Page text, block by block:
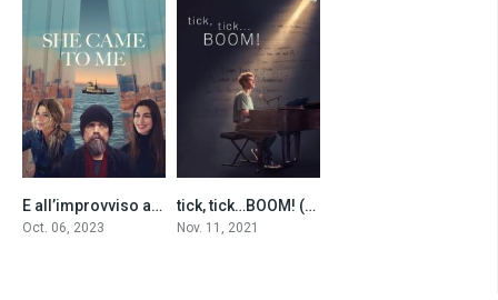
6E all’improvviso arriva l’amore – She Came to Me (2023)
Oct. 06, 2023
8.6tick, tick…BOOM! (2021)
Nov. 11, 2021